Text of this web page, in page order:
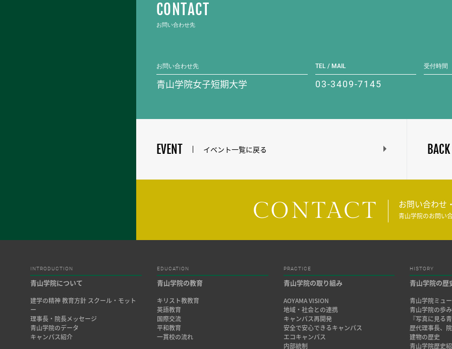
CONTACT
お問い合わせ先
お問い合わせ先
青山学院女子短期大学
TEL / MAIL
03-3409-7145
受付時間
EVENT イベント一覧に戻る BACK
CONTACT お問い合わせ
青山学院のお問い
INTRODUCTION
青山学院について
建学の精神 教育方針 スクール・モット
ー
理事長・院長メッセージ
青山学院のデータ
キャンパス紹介
EDUCATION
青山学院の教育
キリスト教教育
英語教育
国際交流
平和教育
一貫校の流れ
PRACTICE
青山学院の取り組み
AOYAMA VISION
地域・社会との連携
キャンパス再開発
安全で安心できるキャンパス
エコキャンパス
内部統制
HISTORY
青山学院の歴
青山学院ミュ
青山学院の歩み
『写真に見る
歴代理事長、
建物の歴史
青山学院歴史